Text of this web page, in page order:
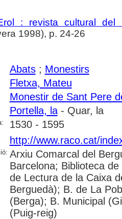
: revista cultural del
1998), p. 24-26
Abats; Monestirs
Fletxa, Mateu
Monestir de Sant Pere
Portella, la- Quar, la
1530 - 1595
http://www.raco.cat/
Arxiu Comarcal del
Barcelona; Biblioteca
de Lectura de la Caixa
Berguedà); B. de La
(Berga); B. Municipal
(Puig-reig)